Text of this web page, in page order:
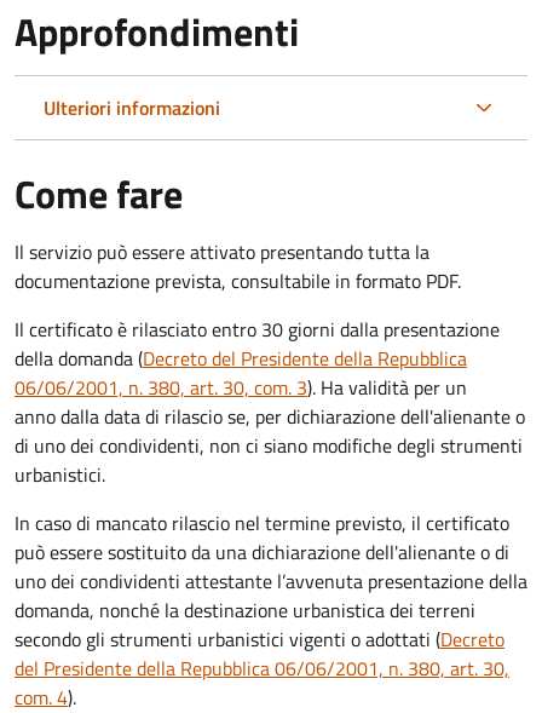
Approfondimenti
Ulteriori informazioni
Come fare
Il servizio può essere attivato presentando tutta la
documentazione prevista, consultabile in formato PDF.
Il certificato è rilasciato entro 30 giorni dalla presentazione
della domanda (Decreto del Presidente della Repubblica
06/06/2001, n. 380, art. 30, com. 3). Ha validità per un
anno dalla data di rilascio se, per dichiarazione dell'alienante o
di uno dei condividenti, non ci siano modifiche degli strumenti
urbanistici.
In caso di mancato rilascio nel termine previsto, il certificato
può essere sostituito da una dichiarazione dell'alienante o di
uno dei condividenti attestante l’avvenuta presentazione della
domanda, nonché la destinazione urbanistica dei terreni
secondo gli strumenti urbanistici vigenti o adottati (Decreto
del Presidente della Repubblica 06/06/2001, n. 380, art. 30,
com. 4).